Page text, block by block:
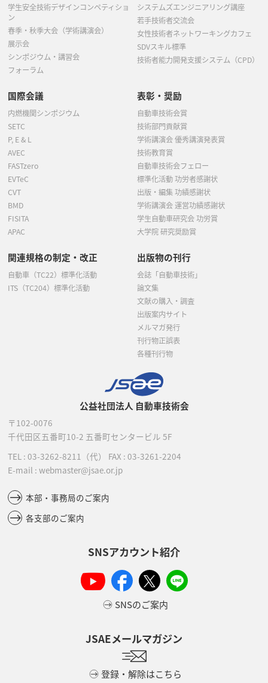
公益社団法人 自動車技術会
〒102-0076
千代田区五番町10-2 五番町センタービル 5F
TEL : 03-3262-8211 （代） FAX : 03-3261-2204
E-mail : webmaster@jsae.or.jp
本部・事務局のご案内
各支部のご案内
SNSアカウント紹介
SNSのご案内
JSAEメールマガジン
登録・解除はこちら
学生安全技術デザインコンペティショ
ン
春季・秋季大会（学術講演会）
展示会
シンポジウム・講習会
フォーラム
システムズエンジニアリング講座
若手技術者交流会
女性技術者ネットワーキングカフェ
SDVスキル標準
技術者能力開発支援システム（CPD）
国際会議
内燃機関シンポジウム
SETC
P, E & L
AVEC
FASTzero
EVTeC
CVT
BMD
FISITA
APAC
表彰・奨励
自動車技術会賞
技術部門貢献賞
学術講演会 優秀講演発表賞
技術教育賞
自動車技術会フェロー
標準化活動 功労者感謝状
出版・編集 功績感謝状
学術講演会 運営功績感謝状
学生自動車研究会 功労賞
大学院 研究奨励賞
関連規格の制定・改正
自動車（TC22）標準化活動
ITS（TC204）標準化活動
出版物の刊行
会誌「自動車技術」
論文集
文献の購入・調査
出版案内サイト
メルマガ発行
刊行物正誤表
各種刊行物